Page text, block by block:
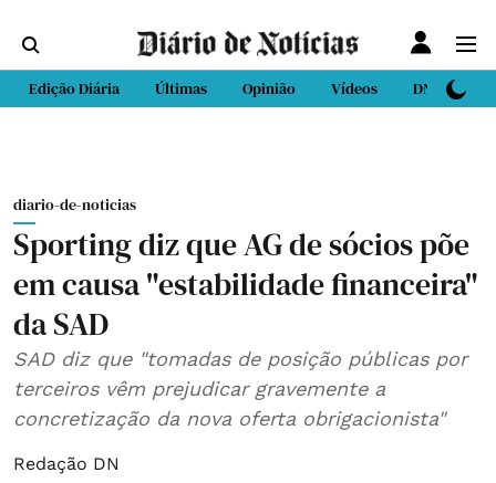
Edição Diária Últimas Opinião Vídeos DN Sport
diario-de-noticias
Sporting diz que AG de sócios põe
em causa "estabilidade financeira"
da SAD
SAD diz que "tomadas de posição públicas por
terceiros vêm prejudicar gravemente a
concretização da nova oferta obrigacionista"
Redação DN